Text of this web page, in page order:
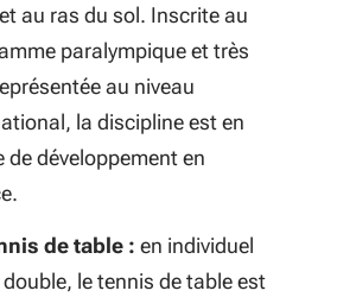
au ras du sol. Inscrite au
paralympique et très
au niveau
la discipline est en
de développement en
de table : en individuel
le tennis de table est